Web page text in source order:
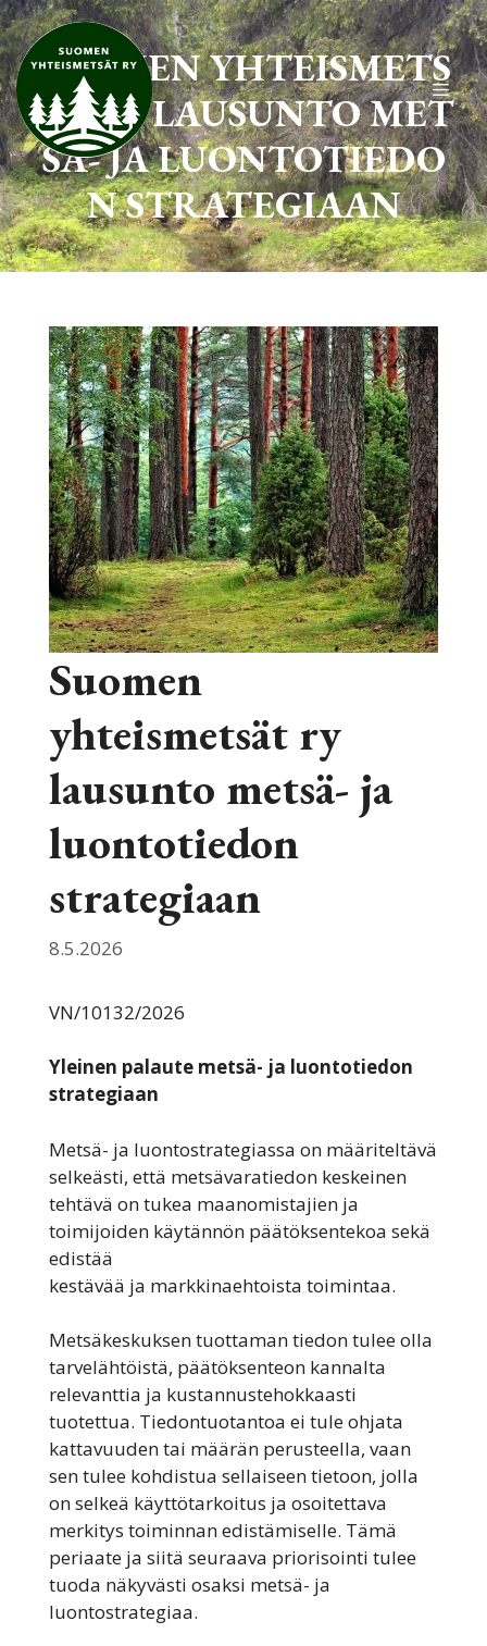
Siirry
sisältöön
SUOMEN YHTEISMETS
ÄT RY LAUSUNTO MET
SÄ- JA LUONTOTIEDO
N STRATEGIAAN
Suomen
yhteismetsät ry
lausunto metsä- ja
luontotiedon
strategiaan
8.5.2026
VN/10132/2026
Yleinen palaute metsä- ja luontotiedon
strategiaan
Metsä- ja luontostrategiassa on määriteltävä
selkeästi, että metsävaratiedon keskeinen
tehtävä on tukea maanomistajien ja
toimijoiden käytännön päätöksentekoa sekä
edistää
kestävää ja markkinaehtoista toimintaa.
Metsäkeskuksen tuottaman tiedon tulee olla
tarvelähtöistä, päätöksenteon kannalta
relevanttia ja kustannustehokkaasti
tuotettua. Tiedontuotantoa ei tule ohjata
kattavuuden tai määrän perusteella, vaan
sen tulee kohdistua sellaiseen tietoon, jolla
on selkeä käyttötarkoitus ja osoitettava
merkitys toiminnan edistämiselle. Tämä
periaate ja siitä seuraava priorisointi tulee
tuoda näkyvästi osaksi metsä- ja
luontostrategiaa.